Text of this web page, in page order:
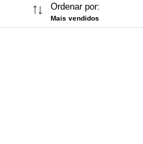
Ordenar por:
Mais vendidos